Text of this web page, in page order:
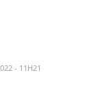
- 11H21